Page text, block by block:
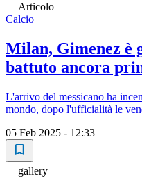
Articolo
Calcio
Milan, Gimenez è
battuto ancora
L'arrivo del messicano ha
mondo, dopo l'ufficialità le
05 Feb 2025 - 12:33
gallery